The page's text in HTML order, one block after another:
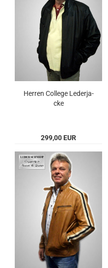
Her­ren Col­le­ge Le­der­ja­
cke
299,00 EUR